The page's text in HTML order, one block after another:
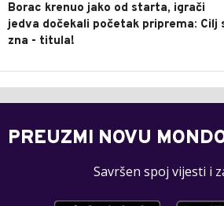
Borac krenuo jako od starta, igrači
jedva dočekali početak priprema: Cilj
zna - titula!
PREUZMI NOVU
Savršen spoj vijesti i